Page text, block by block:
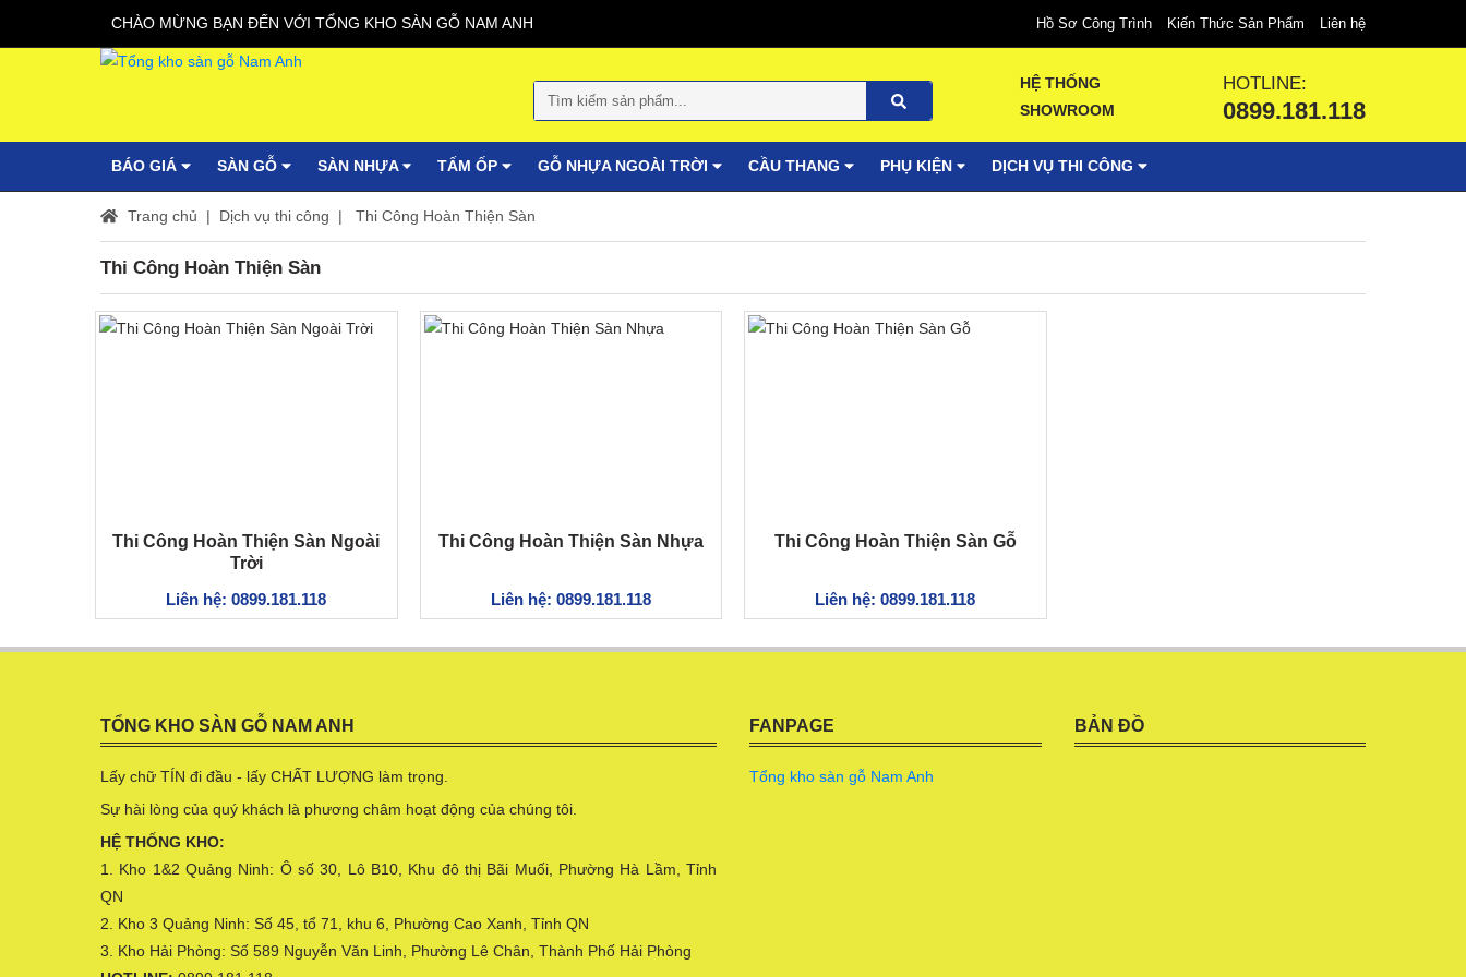
Hồ Sơ Công Trình Kiến Thức Sản Phẩm Liên hệ
CHÀO MỪNG BẠN ĐẾN VỚI TỔNG KHO SÀN GỖ NAM ANH
HỆ THỐNG
SHOWROOM
HOTLINE:
0899.181.118
BÁO GIÁ SÀN GỖ SÀN NHỰA TẤM ỐP GỖ NHỰA NGOÀI TRỜI CẦU THANG PHỤ KIỆN DỊCH VỤ THI CÔNG
Trang chủ Dịch vụ thi công Thi Công Hoàn Thiện Sàn
Thi Công Hoàn Thiện Sàn
Thi Công Hoàn Thiện Sàn Ngoài
Trời
Liên hệ: 0899.181.118
Thi Công Hoàn Thiện Sàn Nhựa
Liên hệ: 0899.181.118
Thi Công Hoàn Thiện Sàn Gỗ
Liên hệ: 0899.181.118
TỔNG KHO SÀN GỖ NAM ANH
Lấy chữ TÍN đi đầu - lấy CHẤT LƯỢNG làm trọng.
Sự hài lòng của quý khách là phương châm hoạt động của chúng tôi.
HỆ THỐNG KHO:
1. Kho 1&2 Quảng Ninh: Ô số 30, Lô B10, Khu đô thị Bãi Muối, Phường Hà Lầm, Tỉnh
QN
2. Kho 3 Quảng Ninh: Số 45, tổ 71, khu 6, Phường Cao Xanh, Tỉnh QN
3. Kho Hải Phòng: Số 589 Nguyễn Văn Linh, Phường Lê Chân, Thành Phố Hải Phòng
FANPAGE
Tổng kho sàn gỗ Nam Anh
BẢN ĐỒ